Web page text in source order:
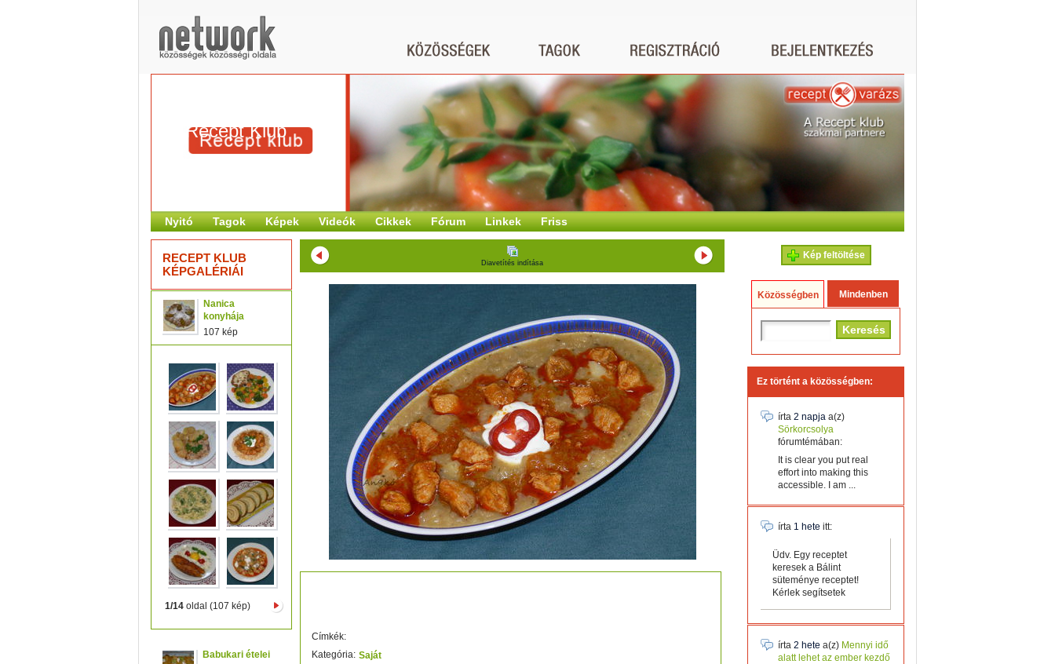
Recept Klub
Nyitó Tagok Képek Videók Cikkek Fórum Linkek Friss
RECEPT KLUB
KÉPGALÉRIÁI
Nanica
konyhája
107 kép
1/14oldal (107 kép)
Babukari ételei
Diavetítés indítása
Címkék:
Kategória: Saját
Kép feltöltése
Közösségben Mindenben
Ez történt a közösségben:
írta 2 napja a(z)
Sörkorcsolya
fórumtémában:
It is clear you put real
effort into making this
accessible. I am ...
írta 1 hete itt:
Üdv. Egy receptet
keresek a Bálint
süteménye receptet!
Kérlek segítsetek
írta 2 hete a(z) Mennyi idő
alatt lehet az ember kezdő